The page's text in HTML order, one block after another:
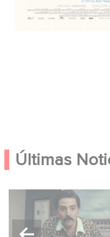
Últimas
México 86 ya está
disponible en Netflix